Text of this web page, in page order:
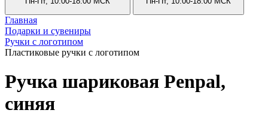
Главная
Подарки и сувениры
Ручки с логотипом
Пластиковые ручки с логотипом
Ручка шариковая Penpal,
синяя